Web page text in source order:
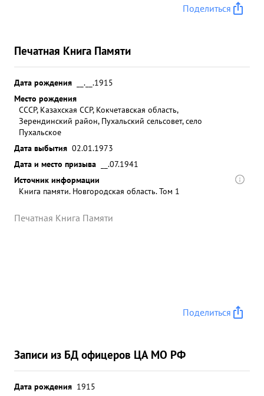
Поделиться
Печатная Книга Памяти
Дата рождения
__.__.1915
Место рождения
СССР, Казахская ССР, Кокчетавская область,
Зерендинский район, Пухальский сельсовет, село
Пухальское
Дата выбытия 02.01.1973
Дата и место призыва
__.07.1941
Источник информации
Книга памяти. Новгородская область. Том 1
Печатная Книга Памяти
Поделиться
Записи из БД офицеров ЦА МО РФ
Дата рождения 1915